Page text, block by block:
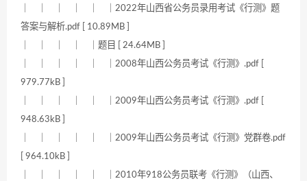
｜ ｜ ｜ ｜ ｜ ｜2022年山西省公务员录用考试《行测》题
答案与解析.pdf [ 10.89MB ]
｜ ｜ ｜ ｜ ｜题目 [ 24.64MB ]
｜ ｜ ｜ ｜ ｜ ｜2008年山西公务员考试《行测》.pdf [
979.77kB ]
｜ ｜ ｜ ｜ ｜ ｜2009年山西公务员考试《行测》.pdf [
948.63kB ]
｜ ｜ ｜ ｜ ｜ ｜2009年山西公务员考试《行测》党群卷.pdf
[ 964.10kB ]
｜ ｜ ｜ ｜ ｜ ｜2010年918公务员联考《行测》（山西、